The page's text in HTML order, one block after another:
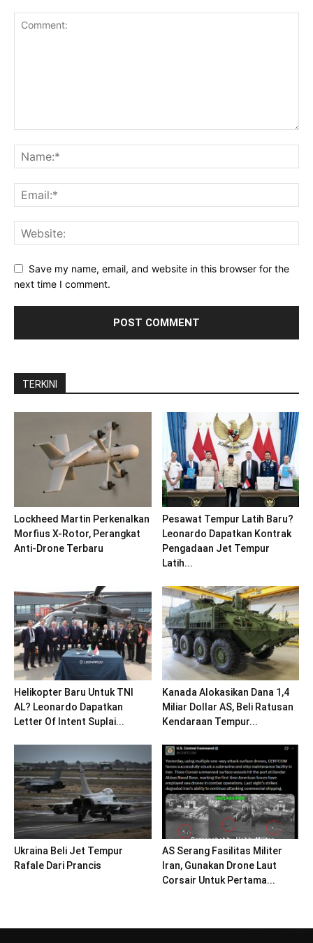
Save my name, email, and website in this browser for the
next time I comment.
TERKINI
Lockheed Martin Perkenalkan
Morfius X-Rotor, Perangkat
Anti-Drone Terbaru
Pesawat Tempur Latih Baru?
Leonardo Dapatkan Kontrak
Pengadaan Jet Tempur
Latih...
Helikopter Baru Untuk TNI
AL? Leonardo Dapatkan
Letter Of Intent Suplai...
Kanada Alokasikan Dana 1,4
Miliar Dollar AS, Beli Ratusan
Kendaraan Tempur...
Ukraina Beli Jet Tempur
Rafale Dari Prancis
AS Serang Fasilitas Militer
Iran, Gunakan Drone Laut
Corsair Untuk Pertama...